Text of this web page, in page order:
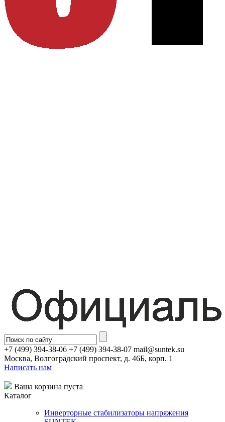
+7 (499) 394-38-06 +7 (499) 394-38-07 mail@suntek.su
Москва, Волгоградский проспект, д. 46Б, корп. 1
Написать нам
Ваша корзина пуста
Каталог
Инверторные стабилизаторы напряжения